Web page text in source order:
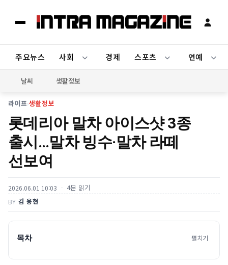
주요뉴스 사회 경제 스포츠 연예
날씨 생활정보
라이프›생활정보
롯데리아 말차 아이스샷 3종
출시…말차 빙수·말차 라떼
선보여
2026.06.01 10:03 4분 읽기
BY 김 용현
목차 펼치기